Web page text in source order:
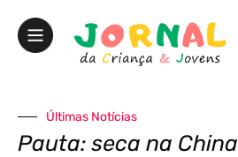
Últimas Notícias
Pauta: seca na China